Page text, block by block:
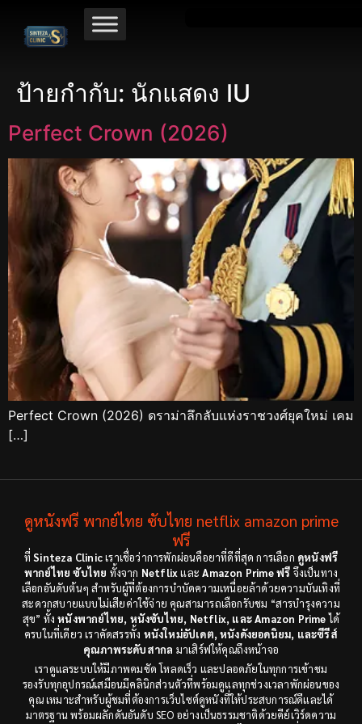
ป้ายกำกับ: นักแสดง IU
Perfect Crown (2026)
Perfect Crown (2026) ดราม่าลึกลับแห่งราชวงศ์ยุคใหม่ เคม
[…]
ดูหนังฟรี พากย์ไทย ซับไทย netflix amazon prime
ฟรี
ที่Sinteza Clinicเราเชื่อว่าการพักผ่อนคือยาที่ดีที่สุด การเลือก ดูหนังฟรี
พากย์ไทย ซับไทย ทั้งจาก NetflixและAmazon Prime ฟรี จึงเป็นทาง
เลือกอันดับต้นๆ สำหรับผู้ที่ต้องการบำบัดความเหนื่อยล้าด้วยความบันเทิงที่
สะดวกสบายแบบไม่เสียค่าใช้จ่าย คุณสามารถเลือกรับชม “สารบำรุงความ
สุข” ทั้งหนังพากย์ไทย, หนังซับไทย, Netflix, และ Amazon Primeได้
ครบในที่เดียว เราคัดสรรทั้ง หนังใหม่อัปเดต, หนังดังยอดนิยม, และซีรีส์
คุณภาพระดับสากล มาเสิร์ฟให้คุณถึงหน้าจอ
เราดูแลระบบให้มีภาพคมชัด โหลดเร็ว และปลอดภัยในทุกการเข้าชม
รองรับทุกอุปกรณ์เสมือนมีคลินิกส่วนตัวที่พร้อมดูแลทุกช่วงเวลาพักผ่อนของ
คุณ เหมาะสำหรับผู้ชมที่ต้องการเว็บไซต์ดูหนังที่ให้ประสบการณ์ดีและได้
มาตรฐาน พร้อมผลักดันอันดับ SEO อย่างเป็นธรรมชาติด้วยคีย์เวิร์ดความ